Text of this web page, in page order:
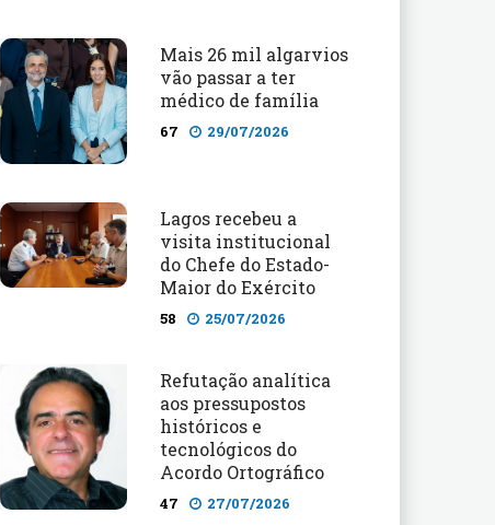
Mais 26 mil algarvios
vão passar a ter
médico de família
67 29/07/2026
Lagos recebeu a
visita institucional
do Chefe do Estado-
Maior do Exército
58 25/07/2026
Refutação analítica
aos pressupostos
históricos e
tecnológicos do
Acordo Ortográfico
47 27/07/2026